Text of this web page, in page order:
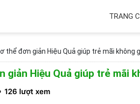
TRANG
thể đơn giản Hiệu Quả giúp trẻ mãi không
Hiệu Quả giúp trẻ mãi
126 lượt xem